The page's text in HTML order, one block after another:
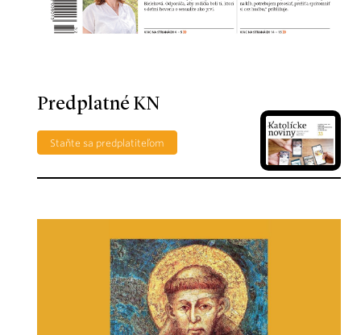
Predplatné KN
Staňte sa predplatiteľom